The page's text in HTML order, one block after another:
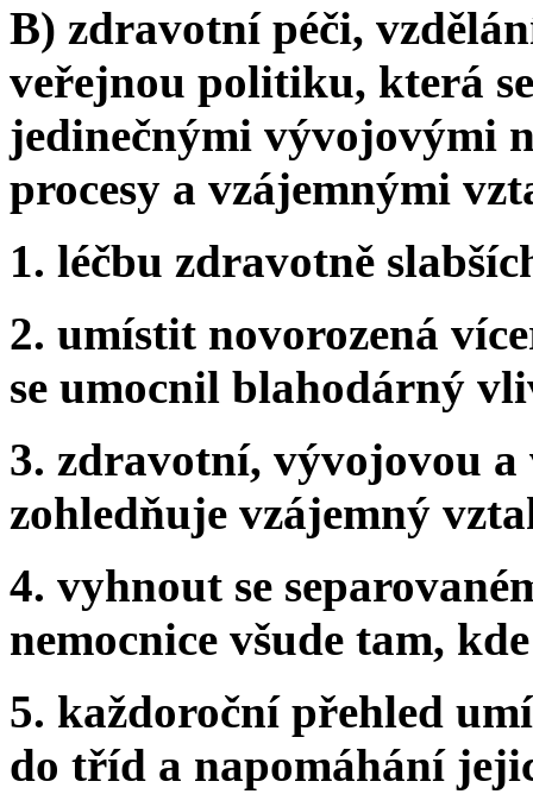
B) zdravotní péči,
veřejnou politiku, která
jedinečnými vývojovými
procesy a vzájemnými
1. léčbu zdravotně
2. umístit novorozená
se umocnil blahodárný
3. zdravotní, vývojovou a
zohledňuje vzájemný
4. vyhnout se
nemocnice všude tam,
5. každoroční přehled
do tříd a napomáhání